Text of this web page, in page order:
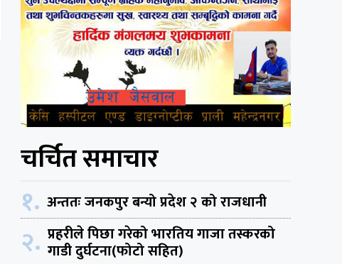
चर्चित समाचार
१. अन्ततः जनकपुर बन्यो प्रदेश २ को राजधानी
२. प्रहरीले पिछा गरेको भारतिय गाजा तस्करको
गाडी दुर्घटना(फोटो सहित)